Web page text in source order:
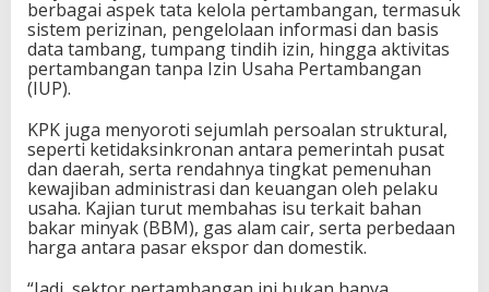
berbagai aspek tata kelola pertambangan, termasuk
sistem perizinan, pengelolaan informasi dan basis
data tambang, tumpang tindih izin, hingga aktivitas
pertambangan tanpa Izin Usaha Pertambangan
(IUP).
KPK juga menyoroti sejumlah persoalan struktural,
seperti ketidaksinkronan antara pemerintah pusat
dan daerah, serta rendahnya tingkat pemenuhan
kewajiban administrasi dan keuangan oleh pelaku
usaha. Kajian turut membahas isu terkait bahan
bakar minyak (BBM), gas alam cair, serta perbedaan
harga antara pasar ekspor dan domestik.